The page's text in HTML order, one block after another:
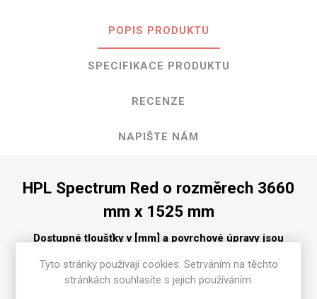
POPIS PRODUKTU
SPECIFIKACE PRODUKTU
RECENZE
NAPIŠTE NÁM
HPL Spectrum Red o rozměrech 3660
mm x 1525 mm
Dostupné tloušťky v [mm] a povrchové úpravy jsou
Matte 58 [MAT]
0.7
Tyto stránky používají cookies. Setrváním na těchto
stránkách souhlasíte s jejich používáním.